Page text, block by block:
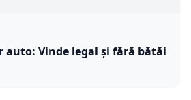
auto: Vinde legal și fără bătăi